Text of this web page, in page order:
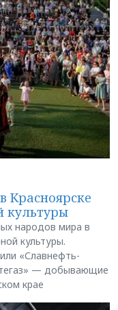
Красноярске
культуры
народов мира в
культуры.
«Славнефть-
— добывающие
крае